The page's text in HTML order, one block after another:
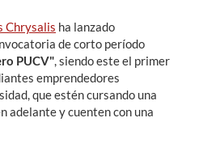
Chrysalis ha lanzado
de corto período
PUCV", siendo este el primer
emprendedores
que estén cursando una
adelante y cuenten con una